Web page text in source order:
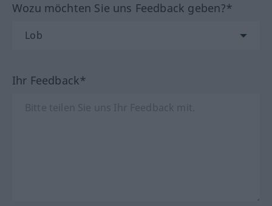
Wozu möchten Sie uns Feedback geben?*
Ihr Feedback*